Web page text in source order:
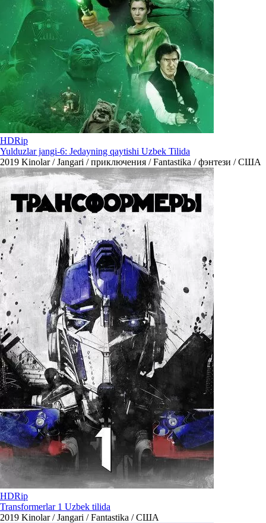
HDRip
Yulduzlar jangi-6: Jedayning qaytishi Uzbek Tilida
2019 Kinolar / Jangari / приключения / Fantastika / фэнтези / США
HDRip
Transformerlar 1 Uzbek tilida
2019 Kinolar / Jangari / Fantastika / США